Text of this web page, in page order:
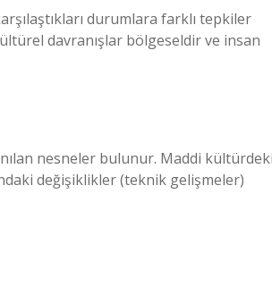
durumlara farklı tepkiler
davranışlar bölgeseldir ve insan
nesneler bulunur. Maddi
değişiklikler (teknik gelişmeler)